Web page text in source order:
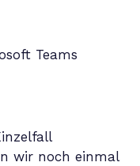
Teams
wir noch einmal